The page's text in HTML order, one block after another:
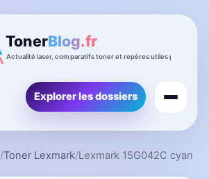
Explorer les dossiers
/Toner Lexmark/Lexmark 15G042C cyan